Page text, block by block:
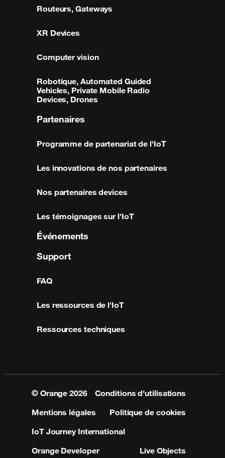
Routeurs, Gateways
XR Devices
Computer vision
Robotique, Automated Guided
Vehicles, Private Mobile Radio
Devices, Drones
Partenaires
Programme de partenariat de l'IoT
Les innovations de nos partenaires
Nos partenaires devices
Les témoignages sur l'IoT
Événements
Support
FAQ
Les ressources de l'IoT
Ressources techniques
© Orange2026
Conditions d'utilisations
Mentions légales
Politique de cookies
IoT Journey International
Orange Developer
Live Objects